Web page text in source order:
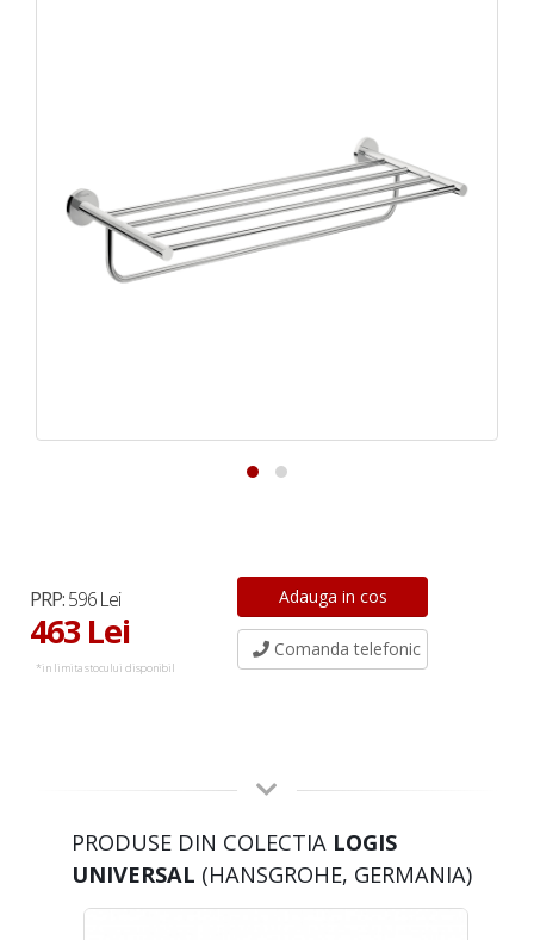
PRP:596 Lei
463 Lei
*in limita stocului disponibil
Comanda telefonic
PRODUSE DIN COLECTIA LOGIS
UNIVERSAL (HANSGROHE, GERMANIA)